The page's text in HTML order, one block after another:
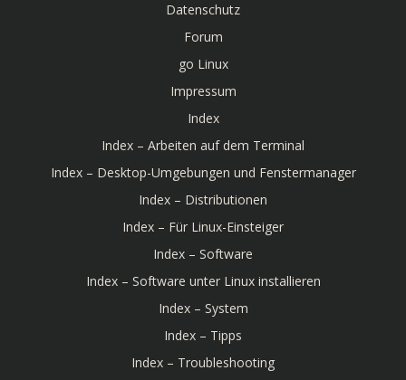
Datenschutz
Forum
go Linux
Impressum
Index
Index – Arbeiten auf dem Terminal
Index – Desktop-Umgebungen und Fenstermanager
Index – Distributionen
Index – Für Linux-Einsteiger
Index – Software
Index – Software unter Linux installieren
Index – System
Index – Tipps
Index – Troubleshooting